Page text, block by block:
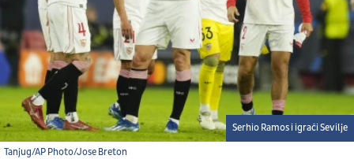
Tanjug/AP Photo/Jose Breton
Serhio Ramos i igrači Sevilje